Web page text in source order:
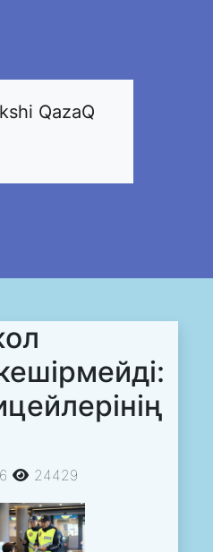
QazaQ
24429